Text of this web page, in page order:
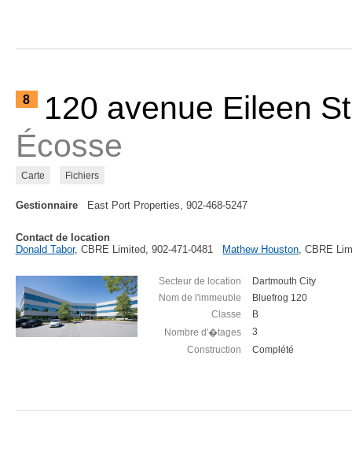
8
120 avenue Eileen
Écosse
Carte Fichiers
Gestionnaire East Port Properties, 902-468-5247
Contact de location
Donald Tabor, CBRE Limited, 902-471-0481 Mathew Houston , CBRE
Secteur de location
Dartmouth City
Nom de l'immeuble
Bluefrog 120
Classe
B
Nombre d'�tages
3
Construction
Complété